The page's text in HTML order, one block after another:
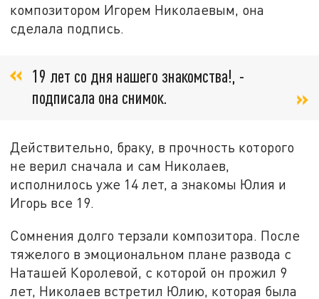
композитором Игорем Николаевым, она
сделала подпись.
19 лет со дня нашего знакомства!, -
подписала она снимок.
Действительно, браку, в прочность которого
не верил сначала и сам Николаев,
исполнилось уже 14 лет, а знакомы Юлия и
Игорь все 19.
Сомнения долго терзали композитора. После
тяжелого в эмоциональном плане развода с
Наташей Королевой, с которой он прожил 9
лет, Николаев встретил Юлию, которая была